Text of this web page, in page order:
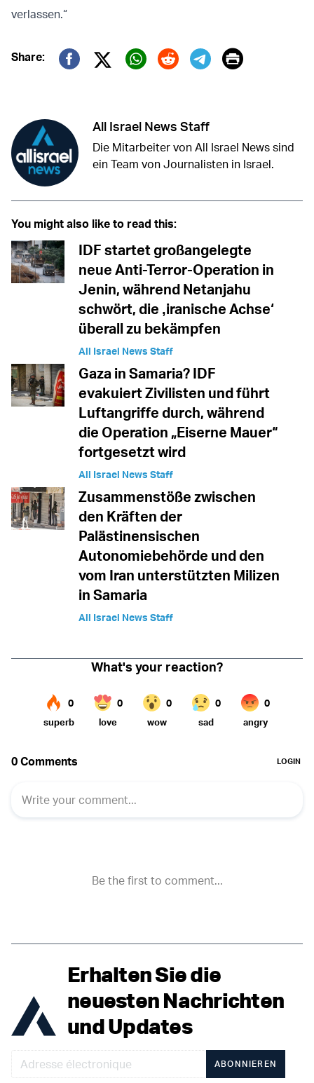
verlassen.“
Share:
Twitter (X)
Print
All Israel News Staff
Die Mitarbeiter von All Israel News sind
ein Team von Journalisten in Israel.
You might also like to read this:
IDF startet großangelegte
neue Anti-Terror-Operation in
Jenin, während Netanjahu
schwört, die ‚iranische Achse‘
überall zu bekämpfen
All Israel News Staff
Gaza in Samaria? IDF
evakuiert Zivilisten und führt
Luftangriffe durch, während
die Operation „Eiserne Mauer“
fortgesetzt wird
All Israel News Staff
Zusammenstöße zwischen
den Kräften der
Palästinensischen
Autonomiebehörde und den
vom Iran unterstützten Milizen
in Samaria
All Israel News Staff
Erhalten Sie die
neuesten Nachrichten
und Updates
ABONNIEREN